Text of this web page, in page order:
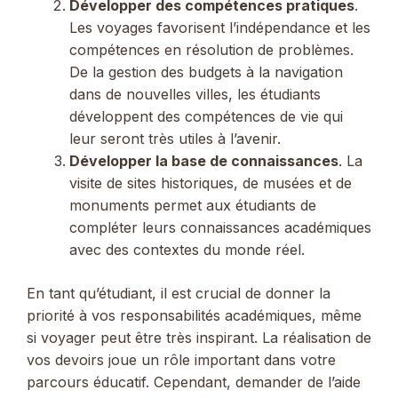
Développer des compétences pratiques.
Les voyages favorisent l’indépendance et les
compétences en résolution de problèmes.
De la gestion des budgets à la navigation
dans de nouvelles villes, les étudiants
développent des compétences de vie qui
leur seront très utiles à l’avenir.
Développer la base de connaissances. La
visite de sites historiques, de musées et de
monuments permet aux étudiants de
compléter leurs connaissances académiques
avec des contextes du monde réel.
En tant qu’étudiant, il est crucial de donner la
priorité à vos responsabilités académiques, même
si voyager peut être très inspirant. La réalisation de
vos devoirs joue un rôle important dans votre
parcours éducatif. Cependant, demander de l’aide